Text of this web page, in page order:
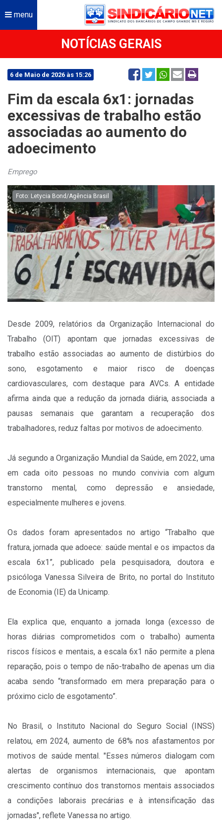
menu
NOTÍCIAS GERAIS
6 de Maio de 2026 às 15:26
Fim da escala 6x1: jornadas
excessivas de trabalho estão
associadas ao aumento do
adoecimento
Emprego
Foto: Letycia Bond/Agência Brasil
Desde 2009, relatórios da Organização Internacional do
Trabalho (OIT) apontam que jornadas excessivas de
trabalho estão associadas ao aumento de distúrbios do
sono, esgotamento e maior risco de doenças
cardiovasculares, com destaque para AVCs. A entidade
afirma ainda que a redução da jornada diária, associada a
pausas semanais que garantam a recuperação dos
trabalhadores, reduz faltas por motivos de adoecimento.
Já segundo a Organização Mundial da Saúde, em 2022, uma
em cada oito pessoas no mundo convivia com algum
transtorno mental, como depressão e ansiedade,
especialmente mulheres e jovens.
Os dados foram apresentados no artigo “Trabalho que
fratura, jornada que adoece: saúde mental e os impactos da
escala 6x1”, publicado pela pesquisadora, doutora e
psicóloga Vanessa Silveira de Brito, no portal do Instituto
de Economia (IE) da Unicamp.
Ela explica que, enquanto a jornada longa (excesso de
horas diárias comprometidos com o trabalho) aumenta
riscos físicos e mentais, a escala 6x1 não permite a plena
reparação, pois o tempo de não-trabalho de apenas um dia
acaba sendo “transformado em mera preparação para o
próximo ciclo de esgotamento”.
No Brasil, o Instituto Nacional do Seguro Social (INSS)
relatou, em 2024, aumento de 68% nos afastamentos por
motivos de saúde mental. "Esses números dialogam com
alertas de organismos internacionais, que apontam
crescimento contínuo dos transtornos mentais associados
a condições laborais precárias e à intensificação das
jornadas", reflete Vanessa no artigo.